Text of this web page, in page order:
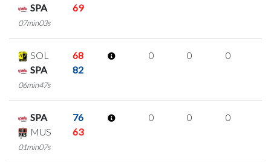
SPA
69
07min03s
SOL
68
SPA
82
06min47s
0 0 0
SPA
76
MUS
63
01min07s
0 0 0